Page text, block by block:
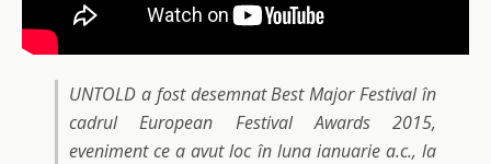
UNTOLD a fost desemnat Best Major Festival în
cadrul European Festival Awards 2015,
eveniment ce a avut loc în luna ianuarie a.c., la